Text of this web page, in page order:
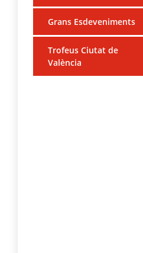
Grans Esdeveniments
Trofeus Ciutat de
València